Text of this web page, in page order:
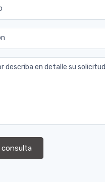
describa en detalle su solicitud
consulta